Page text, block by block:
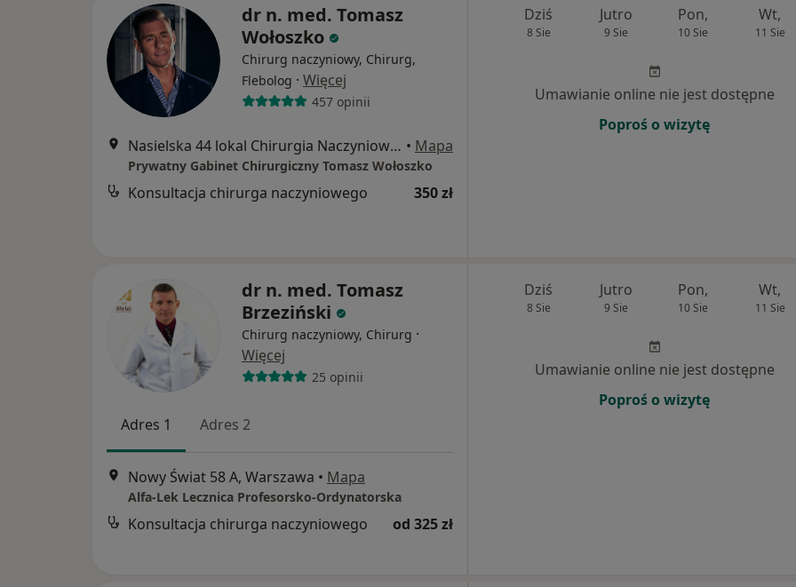
dr n. med. Tomasz
Wołoszko
Chirurg naczyniowy, Chirurg,
Flebolog · Więcej
457 opinii
Nasielska 44 lokal Chirurgia Naczyniowa, Warszawa • Mapa
Prywatny Gabinet Chirurgiczny Tomasz Wołoszko
Konsultacja chirurga naczyniowego 350 zł
Dziś
8 Sie
Jutro
9 Sie
Pon,
10 Sie
Wt,
11 Sie
Umawianie online nie jest dostępne
Poproś o wizytę
dr n. med. Tomasz
Brzeziński
Chirurg naczyniowy, Chirurg ·
Więcej
25 opinii
Adres 1 Adres 2
Nowy Świat 58 A, Warszawa • Mapa
Alfa-Lek Lecznica Profesorsko-Ordynatorska
Konsultacja chirurga naczyniowego od 325 zł
Dziś
8 Sie
Jutro
9 Sie
Pon,
10 Sie
Wt,
11 Sie
Umawianie online nie jest dostępne
Poproś o wizytę